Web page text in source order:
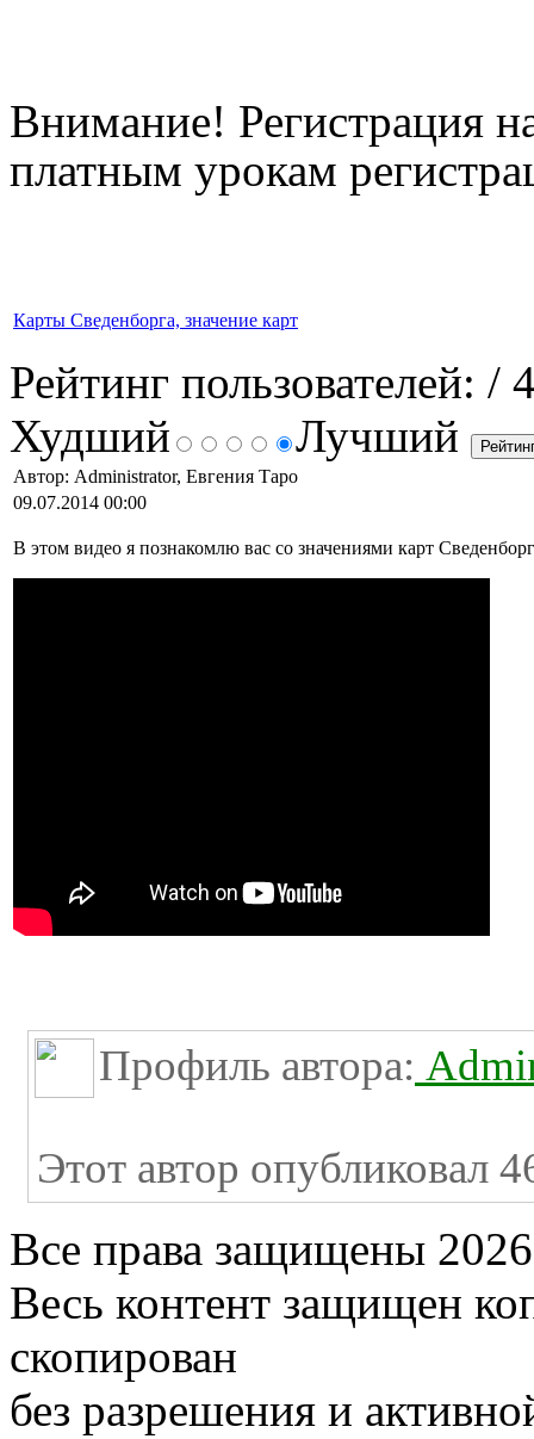
Внимание! Регистрация
платным урокам
Карты Сведенборга, значение карт
Рейтинг пользователей: /
Худший
Лучший
Автор: Administrator, Евгения Таро
09.07.2014 00:00
В этом видео я познакомлю вас со значениями карт
Профиль автора:
Этот автор опубликовал
Все права защищены 2026
Весь контент защищен
скопирован
без разрешения и